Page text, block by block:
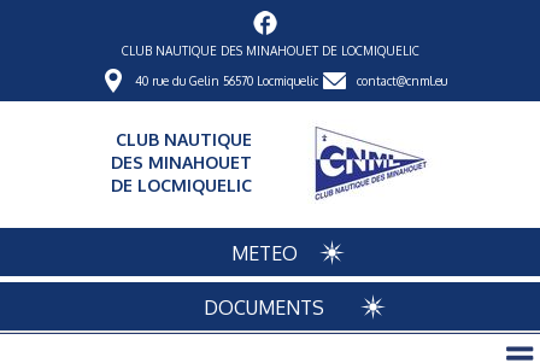
CLUB NAUTIQUE DES MINAHOUET DE LOCMIQUELIC
40 rue du Gelin 56570 Locmiquelic contact@cnml.eu
CLUB NAUTIQUE
DES MINAHOUET
DE LOCMIQUELIC
METEO
DOCUMENTS